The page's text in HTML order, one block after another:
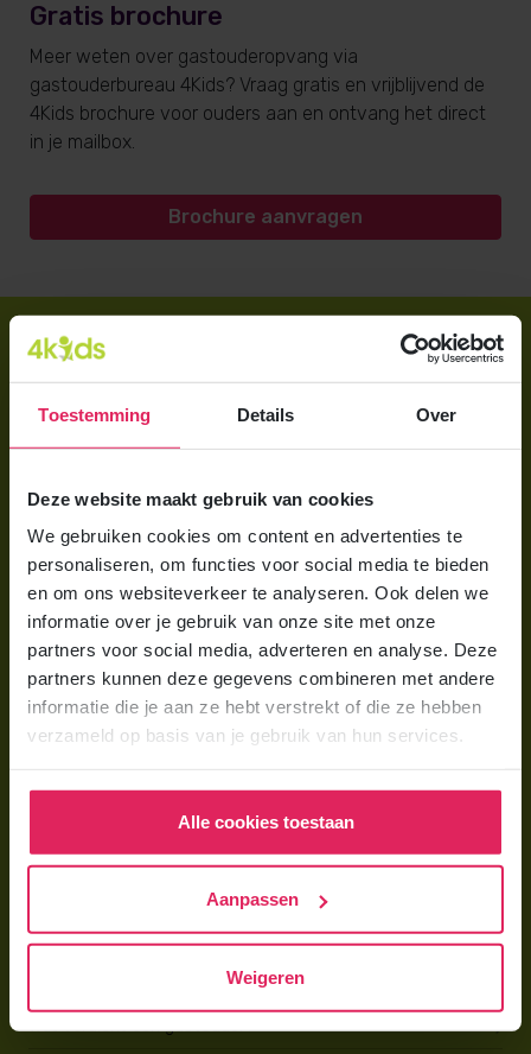
Toestemming Details Over
Deze website maakt gebruik van cookies
We gebruiken cookies om content en advertenties te
personaliseren, om functies voor social media te bieden
en om ons websiteverkeer te analyseren. Ook delen we
informatie over je gebruik van onze site met onze
partners voor social media, adverteren en analyse. Deze
partners kunnen deze gegevens combineren met andere
informatie die je aan ze hebt verstrekt of die ze hebben
verzameld op basis van je gebruik van hun services.
Alle cookies toestaan
Aanpassen
Weigeren
Gratis brochure
Meer weten over gastouderopvang via
gastouderbureau 4Kids? Vraag gratis en vrijblijvend de
4Kids brochure voor ouders aan en ontvang het direct
in je mailbox.
Brochure aanvragen
Direct regelen
Aanmelden bij 4Kids
Brochure aanvragen
Voor ouders
Wat is gastouderopvang?
Wat kost een gastouder?
Hoe vind ik een gastouder?
Voor gastouders
Hoe vind ik gastkinderen?
Trainingen & cursussen
Gastouder worden
Wat verdient een gastouder?